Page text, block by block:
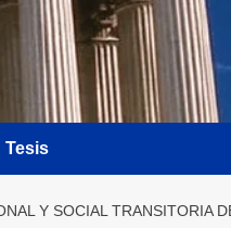
Tesis
Y SOCIAL TRANSITORIA